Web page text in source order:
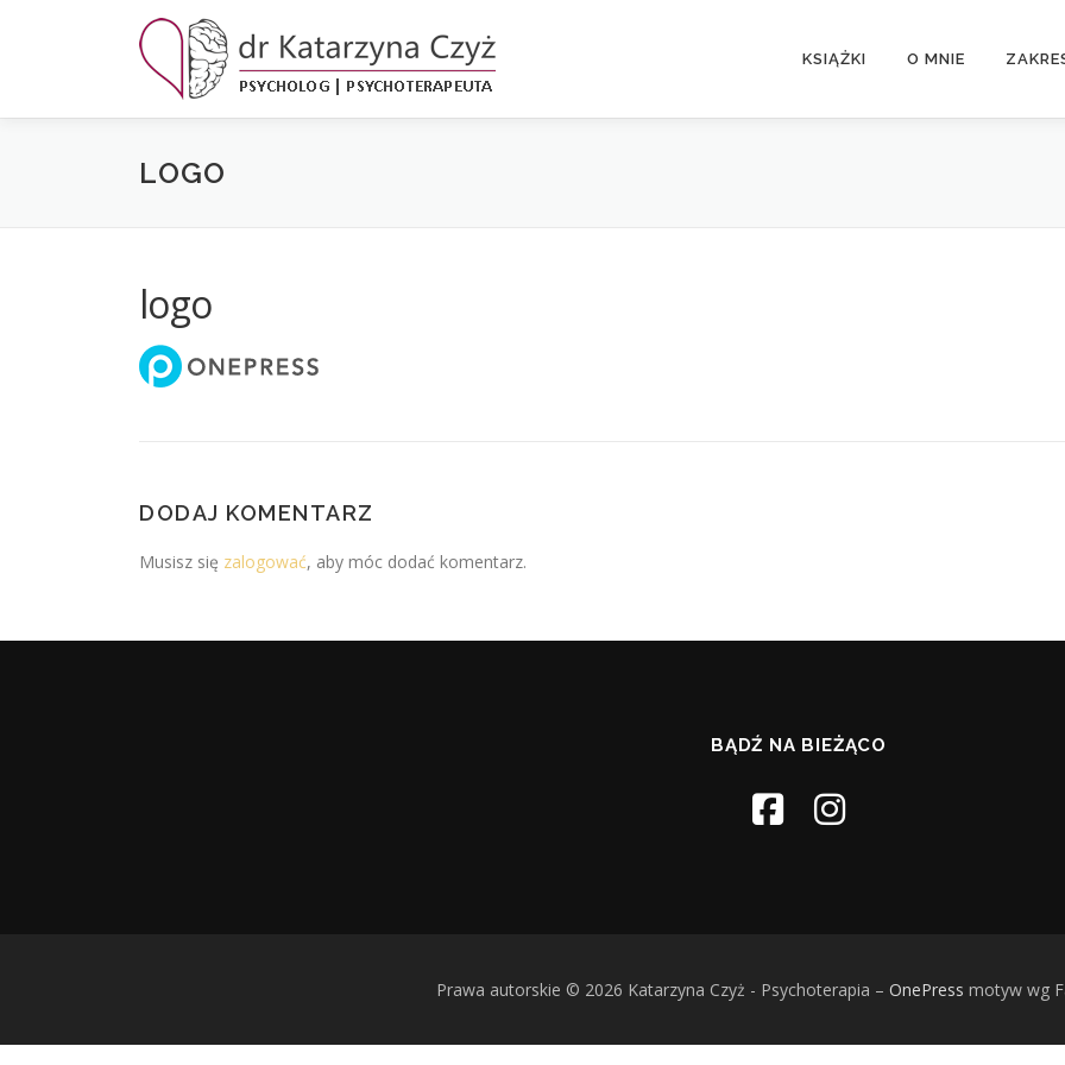
KSIĄŻKI O MNIE
LOGO
logo
DODAJ KOMENTARZ
Musisz się zalogować, aby móc dodać komentarz.
BĄDŹ NA BIEŻĄCO
Prawa autorskie © 2026 Katarzyna Czyż - Psychoterapia – OnePress motyw wg